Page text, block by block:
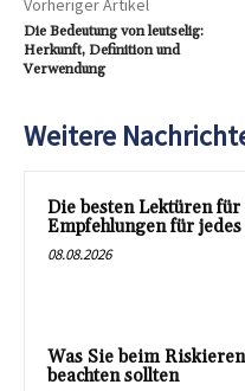
Vorheriger Artikel
Die Bedeutung von leutselig:
Herkunft, Definition und
Verwendung
Weitere
Die besten Lektüren
Empfehlungen für
08.08.2026
Was Sie beim
beachten sollten